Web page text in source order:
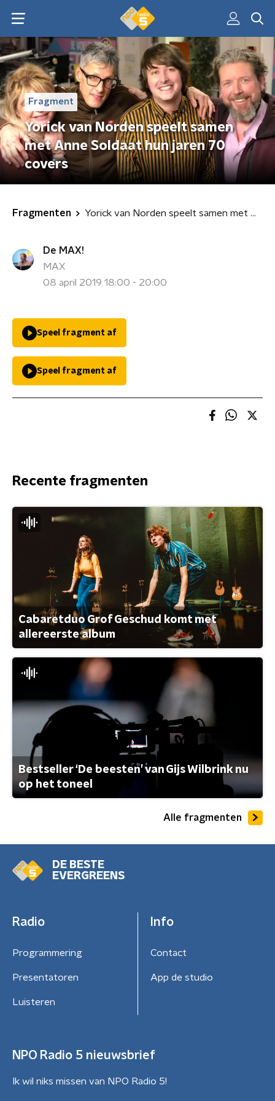
Fragment
Yorick van Norden speelt samen
met Anne Soldaat hun jaren 70
covers
Fragmenten Yorick van Norden speelt samen met Anne Soldaat hun jaren 70 covers
De MAX!
MAX
08 april 2019 18:00 - 20:00
Speel fragment af
Speel fragment af
Recente fragmenten
Cabaretduo Grof Geschud komt met
allereerste album
Bestseller ‘De beesten’ van Gijs Wilbrink nu
op het toneel
Alle fragmenten
DE BESTE
EVERGREENS
Radio
Programmering
Presentatoren
Luisteren
Info
Contact
App de studio
NPO Radio 5 nieuwsbrief
Ik wil niks missen van NPO Radio 5!